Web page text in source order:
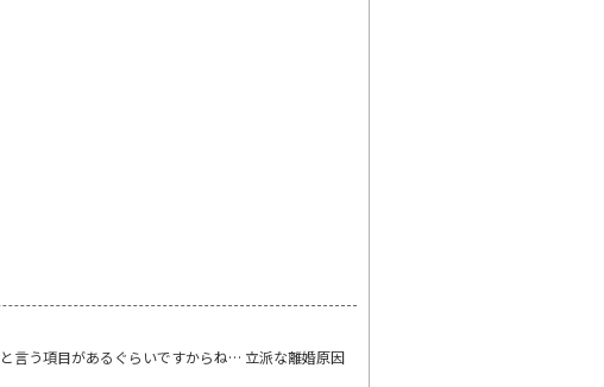
言う項目があるぐらいですからね… 立派な離婚原因